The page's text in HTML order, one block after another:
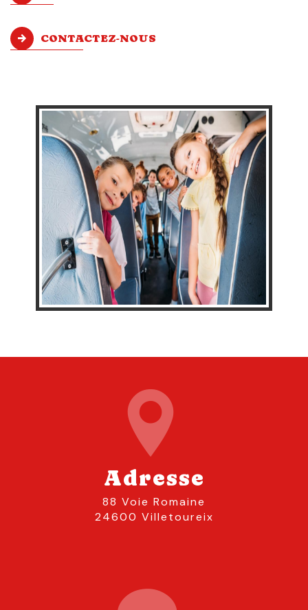
CONTACTEZ-NOUS
Adresse
88 Voie Romaine
24600 Villetoureix